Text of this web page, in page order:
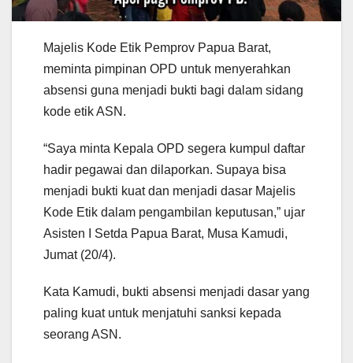
Majelis Kode Etik Pemprov Papua Barat,
meminta pimpinan OPD untuk menyerahkan
absensi guna menjadi bukti bagi dalam sidang
kode etik ASN.
“Saya minta Kepala OPD segera kumpul daftar
hadir pegawai dan dilaporkan. Supaya bisa
menjadi bukti kuat dan menjadi dasar Majelis
Kode Etik dalam pengambilan keputusan,” ujar
Asisten I Setda Papua Barat, Musa Kamudi,
Jumat (20/4).
Kata Kamudi, bukti absensi menjadi dasar yang
paling kuat untuk menjatuhi sanksi kepada
seorang ASN.